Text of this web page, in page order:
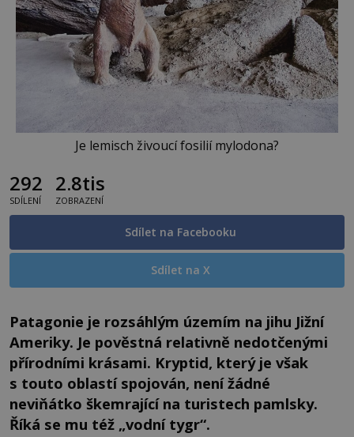
Je lemisch živoucí fosilií mylodona?
292
SDÍLENÍ
2.8tis
ZOBRAZENÍ
Sdílet na Facebooku
Sdílet na X
Patagonie je rozsáhlým územím na jihu Jižní
Ameriky. Je pověstná relativně nedotčenými
přírodními krásami. Kryptid, který je však
s touto oblastí spojován, není žádné
neviňátko škemrající na turistech pamlsky.
Říká se mu též „vodní tygr“.